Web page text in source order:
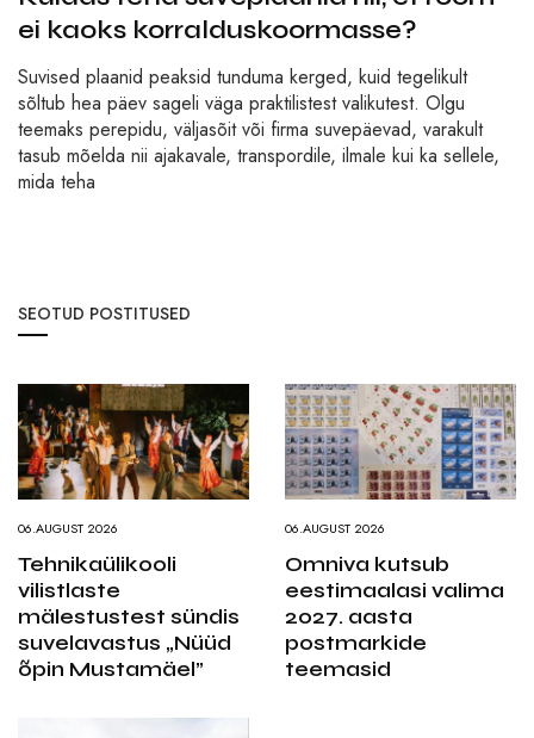
ei kaoks korralduskoormasse?
Suvised plaanid peaksid tunduma kerged, kuid tegelikult
sõltub hea päev sageli väga praktilistest valikutest. Olgu
teemaks perepidu, väljasõit või firma suvepäevad, varakult
tasub mõelda nii ajakavale, transpordile, ilmale kui ka sellele,
mida teha
SEOTUD POSTITUSED
06.AUGUST 2026
Tehnikaülikooli
vilistlaste
mälestustest sündis
suvelavastus „Nüüd
õpin Mustamäel”
06.AUGUST 2026
Omniva kutsub
eestimaalasi valima
2027. aasta
postmarkide
teemasid